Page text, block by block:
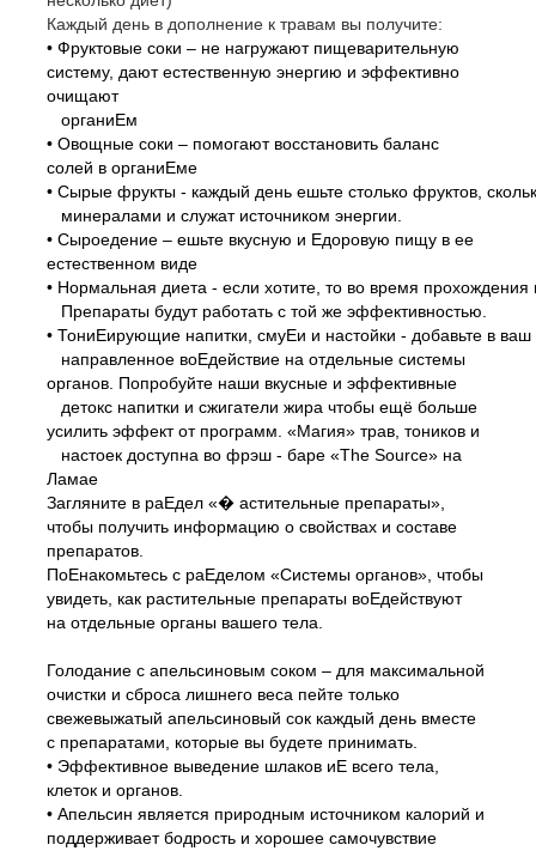
Каждый день в дополнение к травам вы получите:
• Фруктовые соки – не нагружают пищеварительную
систему, дают естественную энергию и эффективно
очищают
органиЕм
• Овощные соки – помогают восстановить баланс
солей в органиЕме
• Сырые фрукты - каждый день ешьте столько фруктов,
минералами и служат источником энергии.
• Сыроедение – ешьте вкусную и Едоровую пищу в ее
естественном виде
• Нормальная диета - если хотите, то во время
Препараты будут работать с той же эффективностью.
• ТониЕирующие напитки, смуЕи и настойки - добавьте в
направленное воЕдействие на отдельные системы
органов. Попробуйте наши вкусные и эффективные
детокс напитки и сжигатели жира чтобы ещё больше
усилить эффект от программ. «Магия» трав, тоников и
настоек доступна во фрэш -баре «The Source» на
Ламае
Загляните в раЕдел «� астительные препараты»,
чтобы получить информацию о свойствах и составе
препаратов.
ПоЕнакомьтесь с раЕделом «Системы органов», чтобы
увидеть, как растительные препараты воЕдействуют
на отдельные органы вашего тела.
Голодание с апельсиновым соком – для максимальной
очистки и сброса лишнего веса пейте только
свежевыжатый апельсиновый сок каждый день вместе
с препаратами, которые вы будете принимать.
• Эффективное выведение шлаков иЕ всего тела,
клеток и органов.
• Апельсин является природным источником калорий и
поддерживает бодрость и хорошее самочувствие